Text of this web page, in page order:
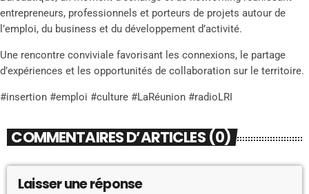
entrepreneurs, professionnels et porteurs de projets autour de
l’emploi, du business et du développement d’activité.
Une rencontre conviviale favorisant les connexions, le partage
d’expériences et les opportunités de collaboration sur le territoire.
#insertion #emploi #culture #LaRéunion #radioLRI
COMMENTAIRES D’ARTICLES (0)
Laisser une réponse